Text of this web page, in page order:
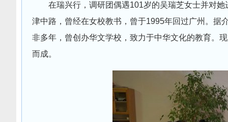
在瑞兴行，调研团偶遇101岁的吴瑞芝女士并对
津中路，曾经在女校教书，曾于1995年回过广州。据
非多年，曾创办华文学校，致力于中华文化的教育。
而成。